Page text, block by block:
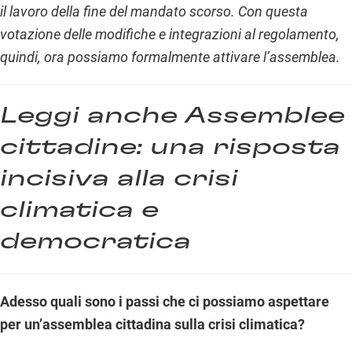
il lavoro della fine del mandato scorso. Con questa
votazione delle modifiche e integrazioni al regolamento,
quindi, ora possiamo formalmente attivare l’assemblea.
Leggi anche Assemblee
cittadine: una risposta
incisiva alla crisi
climatica e
democratica
Adesso quali sono i passi che ci possiamo aspettare
per un’assemblea cittadina sulla crisi climatica?